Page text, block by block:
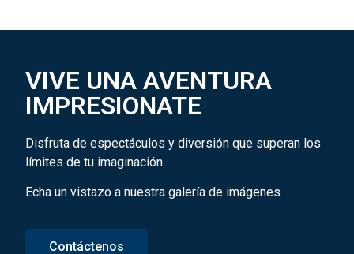
VIVE UNA AVENTURA
IMPRESIONATE
Disfruta de espectáculos y diversión que superan los
límites de tu imaginación.
Echa un vistazo a nuestra galería de imágenes
Contáctenos